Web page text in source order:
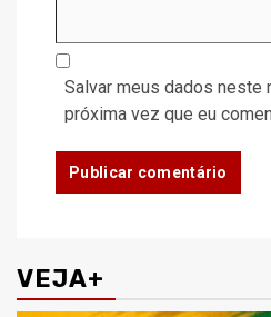
Salvar meus dados neste
próxima vez que eu
VEJA+